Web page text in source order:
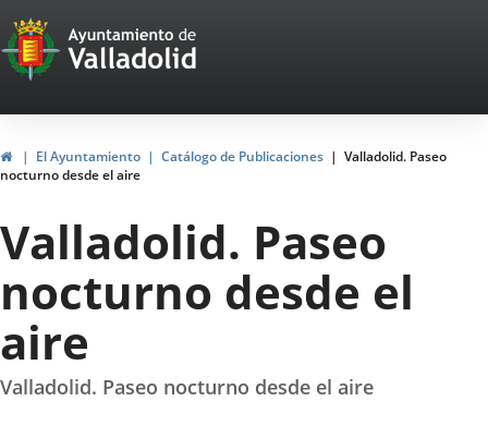
Portal
Web
del
Ayuntamiento
de
Valladolid
HomeEl Ayuntamiento Catálogo de Publicaciones
Valladolid. Paseo
nocturno desde el aire
Valladolid. Paseo
nocturno desde el
aire
Valladolid. Paseo nocturno desde el aire